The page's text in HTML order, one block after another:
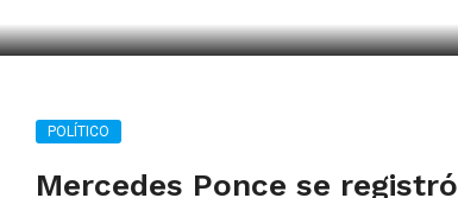
POLÍTICO
Mercedes Ponce se registró